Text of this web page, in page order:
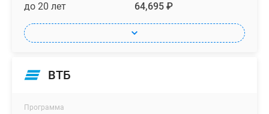
до 20 лет 64,695 ₽
ВТБ
Программа